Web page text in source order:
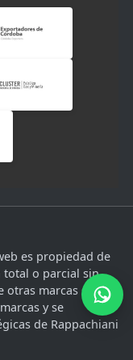
es propiedad de
total o parcial sin
otras marcas son
y se
de Rappachiani